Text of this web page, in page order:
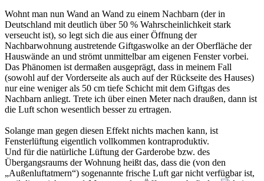
Wohnt man nun Wand an Wand zu einem Nachbarn (der in
Deutschland mit deutlich über 50 % Wahrscheinlichkeit stark
verseucht ist), so legt sich die aus einer Öffnung der
Nachbarwohnung austretende Giftgaswolke an der Oberfläche der
Hauswände an und strömt unmittelbar am eigenen Fenster vorbei.
Das Phänomen ist dermaßen ausgeprägt, dass in meinem Fall
(sowohl auf der Vorderseite als auch auf der Rückseite des Hauses)
nur eine weniger als 50 cm tiefe Schicht mit dem Giftgas des
Nachbarn anliegt. Trete ich über einen Meter nach draußen, dann ist
die Luft schon wesentlich besser zu ertragen.
Solange man gegen diesen Effekt nichts machen kann, ist
Fensterlüftung eigentlich vollkommen kontraproduktiv.
Und für die natürliche Lüftung der Garderobe bzw. des
Übergangsraums der Wohnung heißt das, dass die (von den
„Außenluftatmern“) sogenannte frische Luft gar nicht verfügbar ist,